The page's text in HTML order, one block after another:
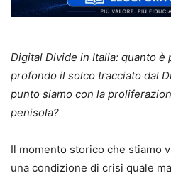
Digital Divide in Italia: quanto è
profondo il solco tracciato dal
punto siamo con la
penisola?
Il momento storico che stiamo
una condizione di crisi quale